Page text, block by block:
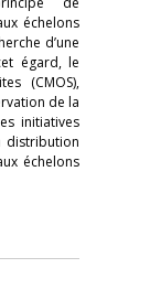
échelons
d’une
égard, le
(CMOS),
de la
initiatives
distribution
échelons